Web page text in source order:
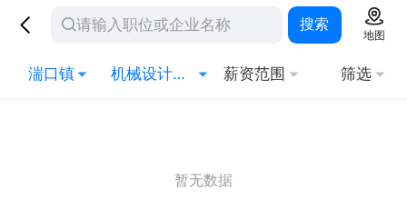
搜索
地图
湍口镇 机械设计与制造 薪资范围 筛选
暂无数据